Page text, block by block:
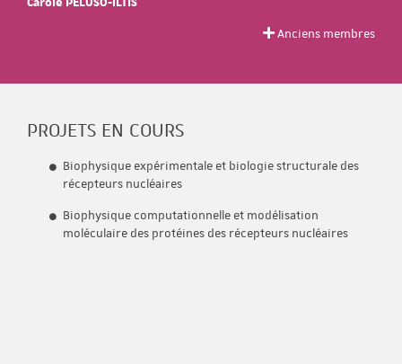
Anciens membres
PROJETS EN COURS
Biophysique expérimentale et biologie structurale des
récepteurs nucléaires
Biophysique computationnelle et modélisation
moléculaire des protéines des récepteurs nucléaires